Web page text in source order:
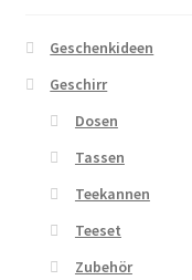
Geschenkideen
Geschirr
Dosen
Tassen
Teekannen
Teeset
Zubehör